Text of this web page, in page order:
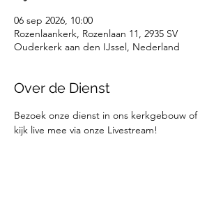
06 sep 2026, 10:00
Rozenlaankerk, Rozenlaan 11, 2935 SV
Ouderkerk aan den IJssel, Nederland
Over de Dienst
Bezoek onze dienst in ons kerkgebouw of
kijk live mee via onze Livestream!